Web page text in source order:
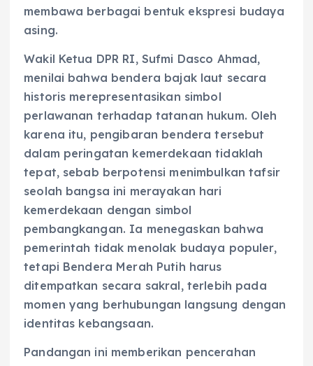
membawa berbagai bentuk ekspresi budaya
asing.
Wakil Ketua DPR RI, Sufmi Dasco Ahmad,
menilai bahwa bendera bajak laut secara
historis merepresentasikan simbol
perlawanan terhadap tatanan hukum. Oleh
karena itu, pengibaran bendera tersebut
dalam peringatan kemerdekaan tidaklah
tepat, sebab berpotensi menimbulkan tafsir
seolah bangsa ini merayakan hari
kemerdekaan dengan simbol
pembangkangan. Ia menegaskan bahwa
pemerintah tidak menolak budaya populer,
tetapi Bendera Merah Putih harus
ditempatkan secara sakral, terlebih pada
momen yang berhubungan langsung dengan
identitas kebangsaan.
Pandangan ini memberikan pencerahan